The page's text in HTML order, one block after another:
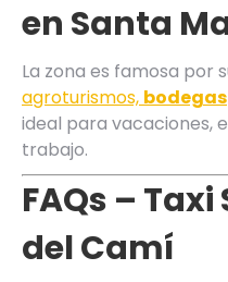
en Santa
La zona es famosa por
agroturismos, bodegas
ideal para vacaciones,
trabajo.
FAQs –
del Camí